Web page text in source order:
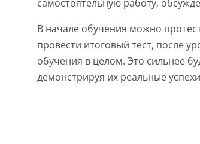
самостоятельную работу,
В начале обучения можно
провести итоговый тест, после
обучения в целом. Это сильнее
демонстрируя их реальные